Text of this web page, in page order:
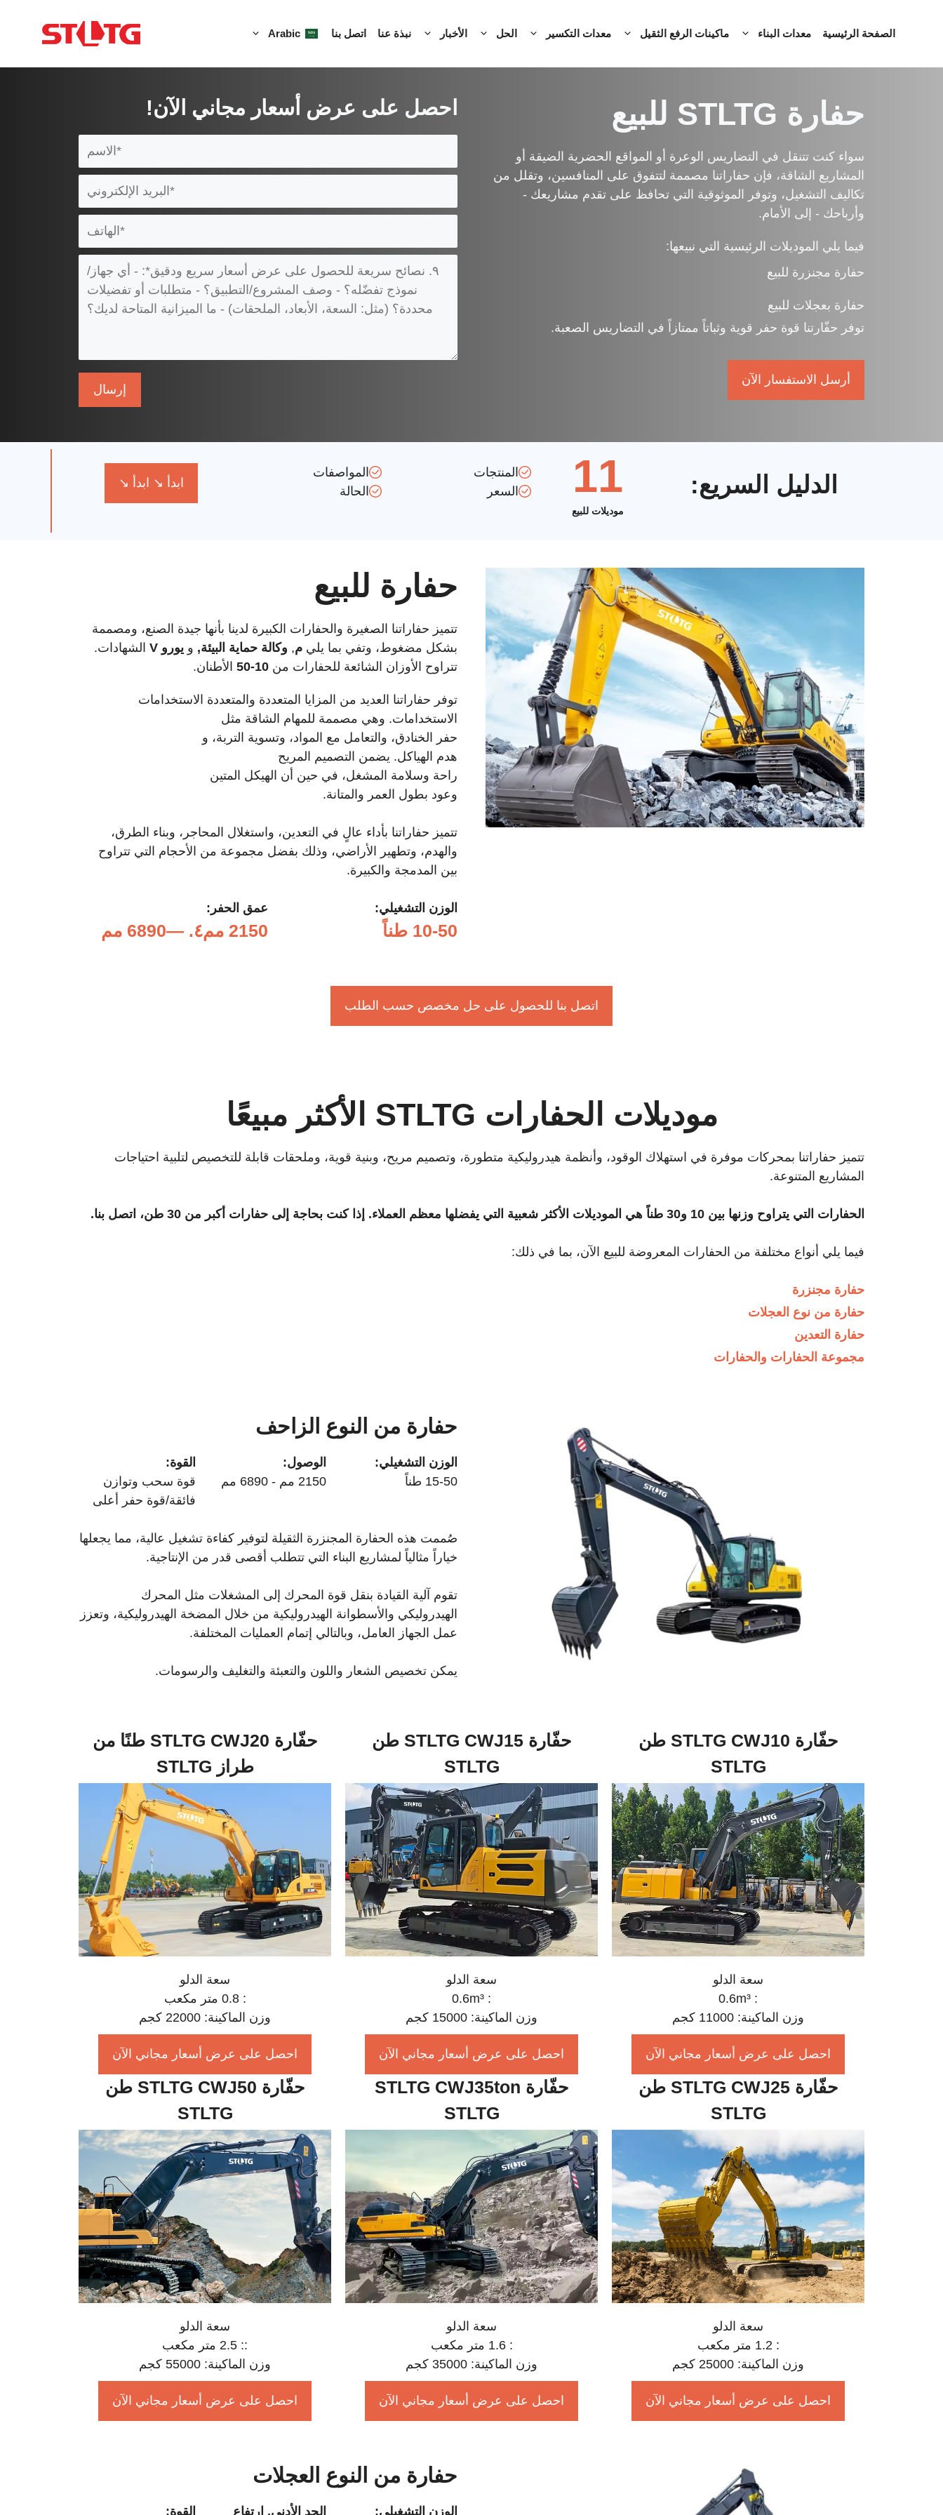
الصفحة الرئيسية معدات البناء ماكينات الرفع الثقيل معدات التكسير الحل الأخبار نبذة عنا اتصل بنا Arabic
حفارة STLTG للبيع
سواء كنت تتنقل في التضاريس الوعرة أو المواقع الحضرية الضيقة أو
المشاريع الشاقة، فإن حفاراتنا مصممة لتتفوق على المنافسين، وتقلل من
تكاليف التشغيل، وتوفر الموثوقية التي تحافظ على تقدم مشاريعك -
وأرباحك - إلى الأمام.
فيما يلي الموديلات الرئيسية التي نبيعها:
حفارة مجنزرة للبيع
حفارة بعجلات للبيع
توفر حفّارتنا قوة حفر قوية وثباتاً ممتازاً في التضاريس الصعبة.
أرسل الاستفسار الآن
احصل على عرض أسعار مجاني الآن!
الدليل السريع:
11
موديلات للبيع
المنتجات
المواصفات
السعر
الحالة
ابدأ ↘ ابدأ ↘
حفارة للبيع
تتميز حفاراتنا الصغيرة والحفارات الكبيرة لدينا بأنها جيدة الصنع، ومصممة
بشكل مضغوط، وتفي بما يلي م, وكالة حماية البيئة, و يورو V
الشهادات.
تتراوح الأوزان الشائعة للحفارات من 10-50 الأطنان.
توفر حفاراتنا العديد من المزايا المتعددة والمتعددة الاستخدامات
الاستخدامات. وهي مصممة للمهام الشاقة مثل
حفر الخنادق، والتعامل مع المواد، وتسوية التربة، و
هدم الهياكل. يضمن التصميم المريح
راحة وسلامة المشغل، في حين أن الهيكل المتين
وعود بطول العمر والمتانة.
تتميز حفاراتنا بأداء عالٍ في التعدين، واستغلال المحاجر، وبناء الطرق،
والهدم، وتطهير الأراضي، وذلك بفضل مجموعة من الأحجام التي تتراوح
بين المدمجة والكبيرة.
الوزن التشغيلي:
10-50 طناً
عمق الحفر:
2150 مم ٤.‏ — 6890 مم
اتصل بنا للحصول على حل مخصص حسب الطلب
موديلات الحفارات STLTG الأكثر مبيعًا
تتميز حفاراتنا بمحركات موفرة في استهلاك الوقود، وأنظمة هيدروليكية متطورة، وتصميم مريح، وبنية قوية، وملحقات قابلة للتخصيص لتلبية احتياجات
المشاريع المتنوعة.
الحفارات التي يتراوح وزنها بين 10 و30 طناً هي الموديلات الأكثر شعبية التي يفضلها معظم العملاء. إذا كنت بحاجة إلى حفارات أكبر من 30 طن، اتصل بنا.
فيما يلي أنواع مختلفة من الحفارات المعروضة للبيع الآن، بما في ذلك:
حفارة مجنزرة
حفارة من نوع العجلات
حفارة التعدين
مجموعة الحفارات والحفارات
حفارة من النوع الزاحف
الوزن التشغيلي:
15-50 طناً
الوصول:
2150 مم - 6890 مم
القوة:
قوة سحب وتوازن
فائقة/قوة حفر أعلى
صُممت هذه الحفارة المجنزرة الثقيلة لتوفير كفاءة تشغيل عالية، مما يجعلها
خياراً مثالياً لمشاريع البناء التي تتطلب أقصى قدر من الإنتاجية.
تقوم آلية القيادة بنقل قوة المحرك إلى المشغلات مثل المحرك
الهيدروليكي والأسطوانة الهيدروليكية من خلال المضخة الهيدروليكية، وتعزز
عمل الجهاز العامل، وبالتالي إتمام العمليات المختلفة.
يمكن تخصيص الشعار واللون والتعبئة والتغليف والرسومات.
حفّارة STLTG CWJ10 طن
STLTG
سعة الدلو
: 0.6m³
وزن الماكينة: 11000 كجم
احصل على عرض أسعار مجاني الآن
حفّارة STLTG CWJ15 طن
STLTG
سعة الدلو
: 0.6m³
وزن الماكينة: 15000 كجم
احصل على عرض أسعار مجاني الآن
حفّارة STLTG CWJ20 طنًا من
طراز STLTG
سعة الدلو
: 0.8 متر مكعب
وزن الماكينة: 22000 كجم
احصل على عرض أسعار مجاني الآن
حفّارة STLTG CWJ25 طن
STLTG
سعة الدلو
: 1.2 متر مكعب
وزن الماكينة: 25000 كجم
احصل على عرض أسعار مجاني الآن
حفّارة STLTG CWJ35ton
STLTG
سعة الدلو
: 1.6 متر مكعب
وزن الماكينة: 35000 كجم
احصل على عرض أسعار مجاني الآن
حفّارة STLTG CWJ50 طن
STLTG
سعة الدلو
:: 2.5 متر مكعب
وزن الماكينة: 55000 كجم
احصل على عرض أسعار مجاني الآن
حفارة من النوع العجلات
الوزن التشغيلي: الحد الأدنى. ارتفاع القوة: